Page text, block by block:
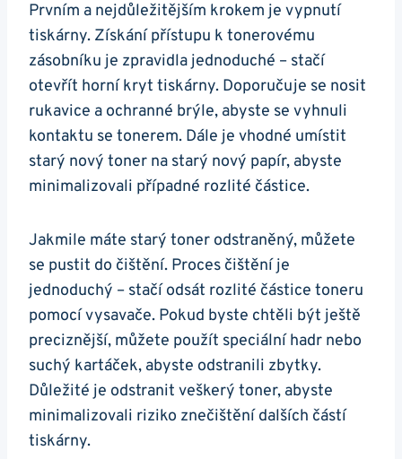
Prvním a nejdůležitějším krokem je vypnutí
tiskárny. Získání přístupu k tonerovému
zásobníku je zpravidla jednoduché – stačí
otevřít horní kryt tiskárny. Doporučuje se nosit
rukavice a ochranné brýle, abyste se vyhnuli
kontaktu se tonerem. Dále je vhodné umístit
starý nový toner na starý nový papír, abyste
minimalizovali případné rozlité částice.
Jakmile máte starý toner odstraněný, můžete
se pustit do čištění. Proces čištění je
jednoduchý – stačí odsát rozlité částice toneru
pomocí vysavače. Pokud byste chtěli být ještě
preciznější, můžete použít speciální hadr nebo
suchý kartáček, abyste odstranili zbytky.
Důležité je odstranit veškerý toner, abyste
minimalizovali riziko znečištění dalších částí
tiskárny.